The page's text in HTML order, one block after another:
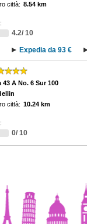
città: 8.54 km
4.2/ 10
Expedia da 93 €
43 A No. 6 Sur 100
città: 10.24 km
0/ 10